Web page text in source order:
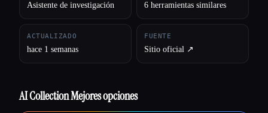
Asistente de investigación 6 herramientas similares
ACTUALIZADO
hace 1 semanas
FUENTE
Sitio oficial ↗︎
AI Collection Mejores opciones